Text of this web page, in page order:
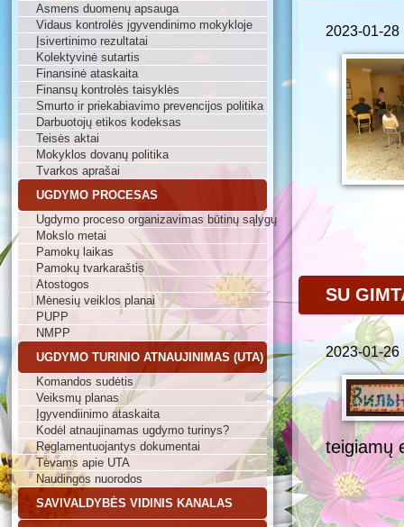
Asmens duomenų apsauga
Vidaus kontrolės įgyvendinimo mokykloje
Įsivertinimo rezultatai
Kolektyvinė sutartis
Finansinė ataskaita
Finansų kontrolės taisyklės
Smurto ir priekabiavimo prevencijos politika
Darbuotojų etikos kodeksas
Teisės aktai
Mokyklos dovanų politika
Tvarkos aprašai
UGDYMO PROCESAS
Ugdymo proceso organizavimas būtinų sąlygų
Mokslo metai
Pamokų laikas
Pamokų tvarkaraštis
Atostogos
Mėnesių veiklos planai
PUPP
NMPP
UGDYMO TURINIO ATNAUJINIMAS (UTA)
Komandos sudėtis
Veiksmų planas
Įgyvendiinimo ataskaita
Kodėl atnaujinamas ugdymo turinys?
Reglamentuojantys dokumentai
Tėvams apie UTA
Naudingos nuorodos
SAVIVALDYBĖS VIDINIS KANALAS
2023-01-28
SU
2023-01-26
teigiamų